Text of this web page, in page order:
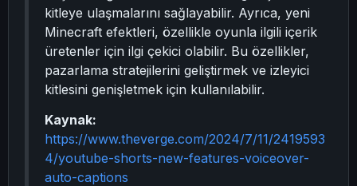
kitleye ulaşmalarını sağlayabilir. Ayrıca, yeni
Minecraft efektleri, özellikle oyunla ilgili içerik
üretenler için ilgi çekici olabilir. Bu özellikler,
pazarlama stratejilerini geliştirmek ve izleyici
kitlesini genişletmek için kullanılabilir.
Kaynak:
https://www.theverge.com/2024/7/11/2419593
4/youtube-shorts-new-features-voiceover-
auto-captions